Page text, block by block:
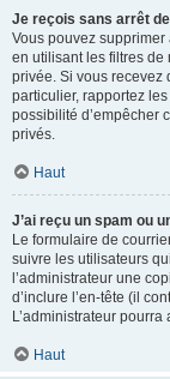
Je reçois sans arrêt
Vous pouvez supprimer
en utilisant les filtres de
privée. Si vous recevez
particulier, rapportez
possibilité d’empêcher
privés.
Haut
J’ai reçu un spam ou
Le formulaire de
suivre les utilisateurs
l’administrateur une
d’inclure l’en-tête (il
L’administrateur
Haut